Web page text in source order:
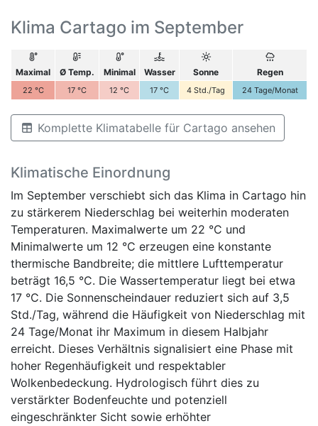
Klima Cartago im September
Maximal Ø Temp. Minimal Wasser Sonne Regen
22 °C 17 °C 12 °C 17 °C 4 Std./Tag 24 Tage/Monat
Komplette Klimatabelle für Cartago ansehen
Klimatische Einordnung
Im September verschiebt sich das Klima in Cartago hin
zu stärkerem Niederschlag bei weiterhin moderaten
Temperaturen. Maximalwerte um 22 °C und
Minimalwerte um 12 °C erzeugen eine konstante
thermische Bandbreite; die mittlere Lufttemperatur
beträgt 16,5 °C. Die Wassertemperatur liegt bei etwa
17 °C. Die Sonnenscheindauer reduziert sich auf 3,5
Std./Tag, während die Häufigkeit von Niederschlag mit
24 Tage/Monat ihr Maximum in diesem Halbjahr
erreicht. Dieses Verhältnis signalisiert eine Phase mit
hoher Regenhäufigkeit und respektabler
Wolkenbedeckung. Hydrologisch führt dies zu
verstärkter Bodenfeuchte und potenziell
eingeschränkter Sicht sowie erhöhter